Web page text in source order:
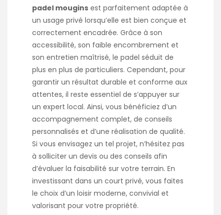
padel mougins est parfaitement adaptée à
un usage privé lorsqu’elle est bien conçue et
correctement encadrée. Grâce à son
accessibilité, son faible encombrement et
son entretien maîtrisé, le padel séduit de
plus en plus de particuliers. Cependant, pour
garantir un résultat durable et conforme aux
attentes, il reste essentiel de s’appuyer sur
un expert local. Ainsi, vous bénéficiez d’un
accompagnement complet, de conseils
personnalisés et d’une réalisation de qualité.
Si vous envisagez un tel projet, n’hésitez pas
à solliciter un devis ou des conseils afin
d’évaluer la faisabilité sur votre terrain. En
investissant dans un court privé, vous faites
le choix d’un loisir moderne, convivial et
valorisant pour votre propriété.